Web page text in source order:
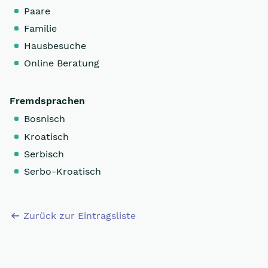
Paare
Familie
Hausbesuche
Online Beratung
Fremdsprachen
Bosnisch
Kroatisch
Serbisch
Serbo-Kroatisch
Zurück zur Eintragsliste